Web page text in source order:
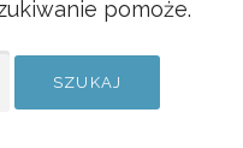
pomoże.